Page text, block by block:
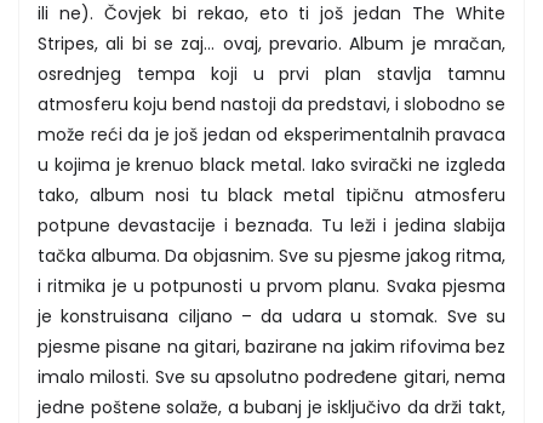
ili ne). Čovjek bi rekao, eto ti još jedan The White
Stripes, ali bi se zaj… ovaj, prevario. Album je mračan,
osrednjeg tempa koji u prvi plan stavlja tamnu
atmosferu koju bend nastoji da predstavi, i slobodno se
može reći da je još jedan od eksperimentalnih pravaca
u kojima je krenuo black metal. Iako svirački ne izgleda
tako, album nosi tu black metal tipičnu atmosferu
potpune devastacije i beznađa. Tu leži i jedina slabija
tačka albuma. Da objasnim. Sve su pjesme jakog ritma,
i ritmika je u potpunosti u prvom planu. Svaka pjesma
je konstruisana ciljano – da udara u stomak. Sve su
pjesme pisane na gitari, bazirane na jakim rifovima bez
imalo milosti. Sve su apsolutno podređene gitari, nema
jedne poštene solaže, a bubanj je isključivo da drži takt,